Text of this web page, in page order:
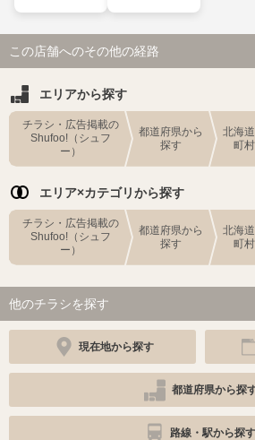
この店舗へのその他の経路
エリアから探す
チラシ・広告掲載の
Shufoo!（シュフ
ー）
都道府県から
探す
北海
町
エリア×カテゴリから探す
チラシ・広告掲載の
Shufoo!（シュフ
ー）
都道府県から
探す
北海
町
他のチラシを探す
現在地から探す
都道府県から探
路線・駅から探す